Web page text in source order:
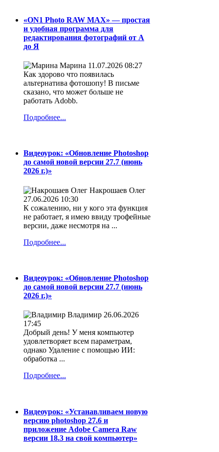
«ON1 Photo RAW MAX» — простая
и удобная программа для
редактирования фотографий от А
до Я
Марина 11.07.2026 08:27
Как здорово что появилась
альтернатива фотошопу! В письме
сказано, что может больше не
работать Adobb.
Подробнее...
Видеоурок: «Обновление Photoshop
до самой новой версии 27.7 (июнь
2026 г.)»
Накрошаев Олег
27.06.2026 10:30
К сожалению, ни у кого эта функция
не работает, я имею ввиду трофейные
версии, даже несмотря на ...
Подробнее...
Видеоурок: «Обновление Photoshop
до самой новой версии 27.7 (июнь
2026 г.)»
Владимир 26.06.2026
17:45
Добрый день! У меня компьютер
удовлетворяет всем параметрам,
однако Удаление с помощью ИИ:
обработка ...
Подробнее...
Видеоурок: «Устанавливаем новую
версию photoshop 27.6 и
приложение Adobe Camera Raw
версии 18.3 на свой компьютер»